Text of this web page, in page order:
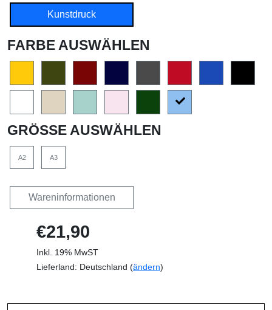
Kunstdruck
FARBE AUSWÄHLEN
GRÖSSE AUSWÄHLEN
A2 A3
Wareninformationen
€21,90
Inkl. 19% MwST
Lieferland: Deutschland (ändern)